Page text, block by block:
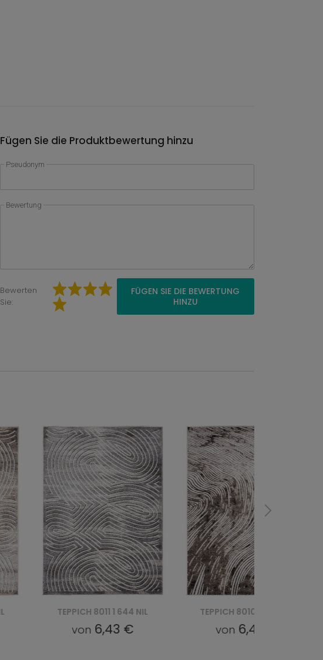
Fügen Sie die Produktbewertung hinzu
Pseudonym
Bewertung
Bewerten
Sie:
FÜGEN SIE DIE BEWERTUNG
HINZU
TEPPICH 8011 1 644 NIL
von6,43 €
TEPPICH 8010 1 944 NIL
von6,43 €